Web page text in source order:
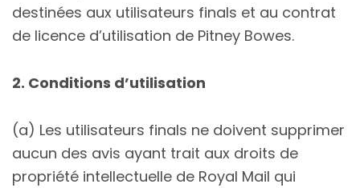
destinées aux utilisateurs finals et au contrat
de licence d’utilisation de Pitney Bowes.
2. Conditions d’utilisation
(a) Les utilisateurs finals ne doivent supprimer
aucun des avis ayant trait aux droits de
propriété intellectuelle de Royal Mail qui